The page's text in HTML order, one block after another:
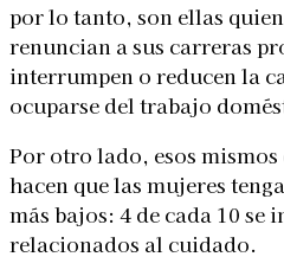
por lo tanto, son ellas
renuncian a sus carreras
interrumpen o reducen la
ocuparse del trabajo
Por otro lado, esos
hacen que las mujeres
más bajos: 4 de cada 10 se
relacionados al cuidado.